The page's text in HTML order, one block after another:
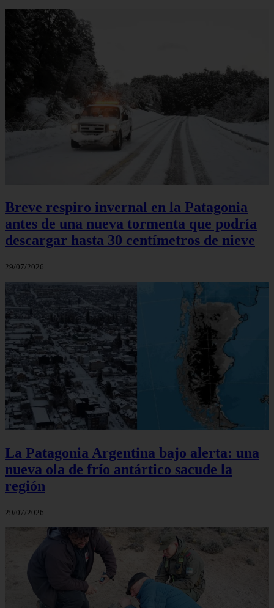
Breve respiro invernal en la Patagonia
antes de una nueva tormenta que podría
descargar hasta 30 centímetros de nieve
29/07/2026
La Patagonia Argentina bajo alerta: una
nueva ola de frío antártico sacude la
región
29/07/2026